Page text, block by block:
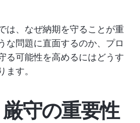
は、なぜ納期を守ることが重
な問題に直面するのか、プロ
る可能性を高めるにはどうす
ます。
守の重要性